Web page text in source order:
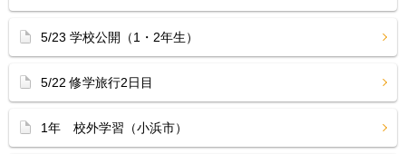
5/23 学校公開（1・2年生）
5/22 修学旅行2日目
1年 校外学習（小浜市）